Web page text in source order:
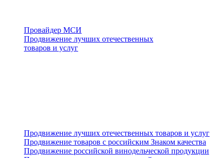
Провайдер МСИ
Продвижение лучших отечественных
товаров и услуг
Продвижение лучших отечественных товаров и услуг
Продвижение товаров с российским Знаком качества
Продвижение российской винодельческой продукции